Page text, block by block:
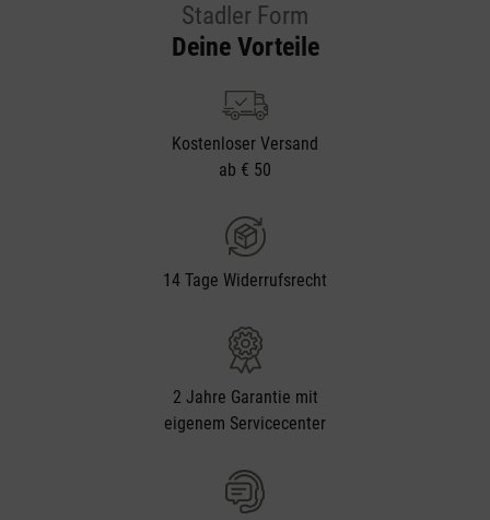
Stadler Form
Deine Vorteile
Kostenloser Versand
ab € 50
14 Tage Widerrufsrecht
2 Jahre Garantie mit
eigenem Servicecenter